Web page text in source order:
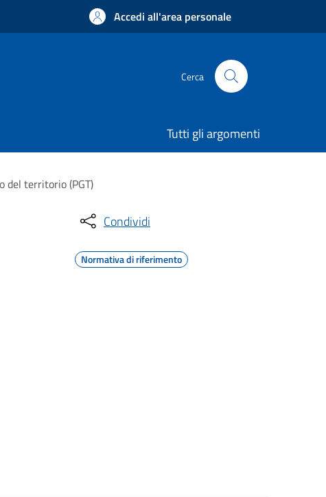
Accedi all'area personale
Cerca
Tutti gli argomenti
del territorio (PGT)
Condividi
Normativa di riferimento